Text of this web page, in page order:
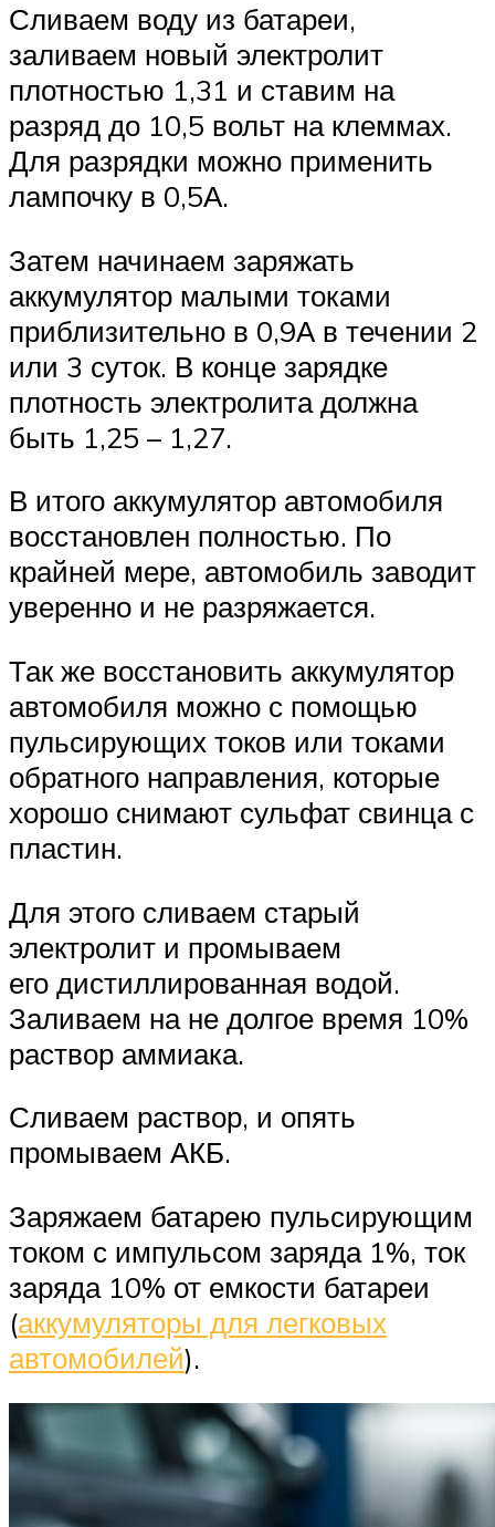
Сливаем воду из батареи,
заливаем новый электролит
плотностью 1,31 и ставим на
разряд до 10,5 вольт на клеммах.
Для разрядки можно применить
лампочку в 0,5А.
Затем начинаем заряжать
аккумулятор малыми токами
приблизительно в 0,9А в течении 2
или 3 суток. В конце зарядке
плотность электролита должна
быть 1,25 – 1,27.
В итого аккумулятор автомобиля
восстановлен полностью. По
крайней мере, автомобиль заводит
уверенно и не разряжается.
Так же восстановить аккумулятор
автомобиля можно с помощью
пульсирующих токов или токами
обратного направления, которые
хорошо снимают сульфат свинца с
пластин.
Для этого сливаем старый
электролит и промываем
его дистиллированная водой.
Заливаем на не долгое время 10%
раствор аммиака.
Сливаем раствор, и опять
промываем АКБ.
Заряжаем батарею пульсирующим
током с импульсом заряда 1%, ток
заряда 10% от емкости батареи
(аккумуляторы для легковых
автомобилей).